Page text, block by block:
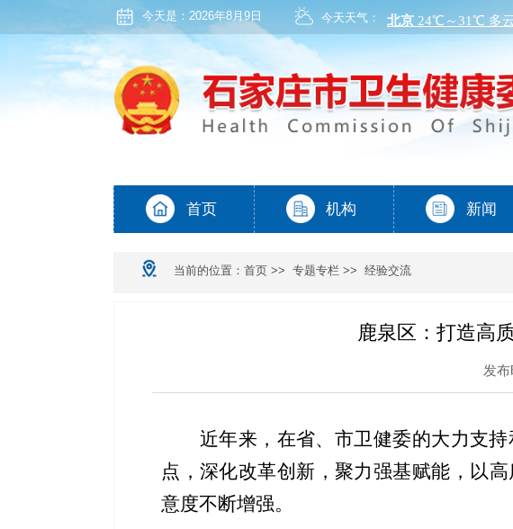
今天是： 2026年8月9日 今天天气：
当前的位置：首页 >>专题专栏 >>经验交流
鹿泉区：打造高
发
近年来，在省、 市卫健委的大力支
点，深化改革创新，聚力强基赋能，以
意度不断增强。